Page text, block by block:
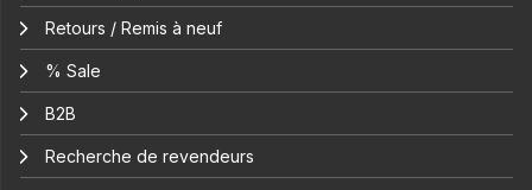
Retours / Remis à neuf
% Sale
B2B
Recherche de revendeurs